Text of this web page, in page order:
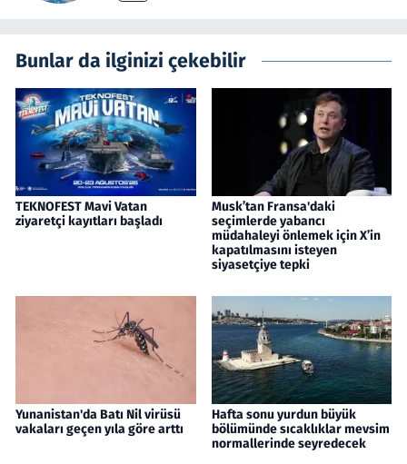
Bunlar da ilginizi çekebilir
TEKNOFEST Mavi Vatan
ziyaretçi kayıtları başladı
Musk’tan Fransa'daki
seçimlerde yabancı
müdahaleyi önlemek için X’in
kapatılmasını isteyen
siyasetçiye tepki
Yunanistan'da Batı Nil virüsü
vakaları geçen yıla göre arttı
Hafta sonu yurdun büyük
bölümünde sıcaklıklar mevsim
normallerinde seyredecek